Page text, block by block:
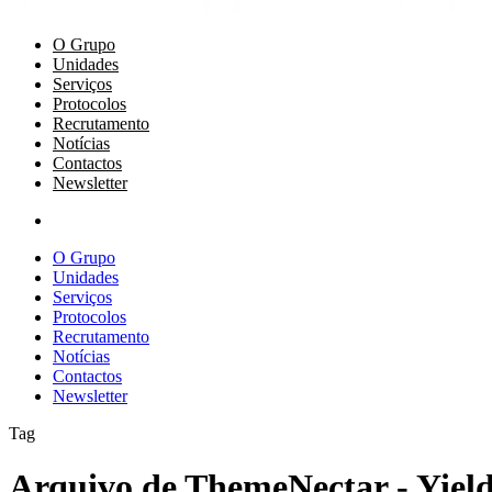
O Grupo
Unidades
Serviços
Protocolos
Recrutamento
Notícias
Contactos
Newsletter
O Grupo
Unidades
Serviços
Protocolos
Recrutamento
Notícias
Contactos
Newsletter
Tag